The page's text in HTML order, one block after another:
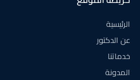
الرئيسية
عن الدكتور
خدماتنا
المدونة